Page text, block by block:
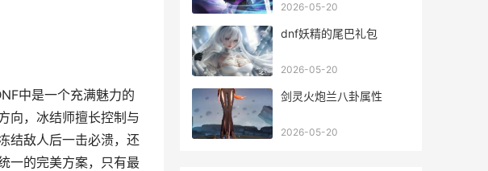
中是一个充满魅力的
向，冰结师擅长控制与
结敌人后一击必溃，还
一的完美方案，只有最
2026-05-20
dnf妖精的尾巴礼包
2026-05-20
剑灵火炮兰八卦属性
2026-05-20